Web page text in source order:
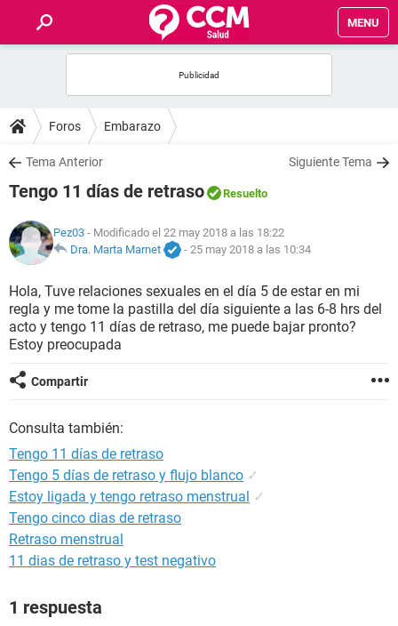
MENU
FOROS
SALUD
FAMILIA
NUTRICIÓN
BIENESTAR
SEXUALIDAD
GLOSARIO
Foros Embarazo
Tema Anterior Siguiente Tema
Tengo 11 días de retraso Resuelto
Pez03 - Modificado el 22 may 2018 a las 18:22
Dra. Marta Marnet
- 25 may 2018 a las 10:34
Hola, Tuve relaciones sexuales en el día 5 de estar en mi
regla y me tome la pastilla del día siguiente a las 6-8 hrs del
acto y tengo 11 días de retraso, me puede bajar pronto?
Estoy preocupada
Compartir
Consulta también:
Tengo 11 días de retraso
Tengo 5 días de retraso y flujo blanco ✓
Estoy ligada y tengo retraso menstrual ✓
Tengo cinco dias de retraso
Retraso menstrual
11 dias de retraso y test negativo
1 respuesta